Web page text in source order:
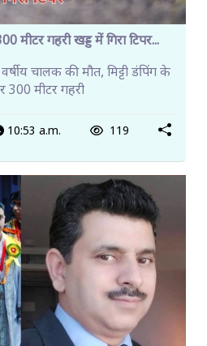
मीटर गहरी खड्ड में गिरा टिपर...
चालक की मौत, मिट्टी डंपिंग के
300 मीटर गहरी
10:53 a.m. 119